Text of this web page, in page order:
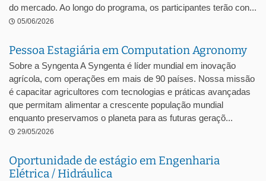
do mercado. Ao longo do programa, os participantes terão con...
05/06/2026
Pessoa Estagiária em Computation Agronomy
Sobre a Syngenta A Syngenta é líder mundial em inovação
agrícola, com operações em mais de 90 países. Nossa missão
é capacitar agricultores com tecnologias e práticas avançadas
que permitam alimentar a crescente população mundial
enquanto preservamos o planeta para as futuras geraçõ...
29/05/2026
Oportunidade de estágio em Engenharia
Elétrica / Hidráulica